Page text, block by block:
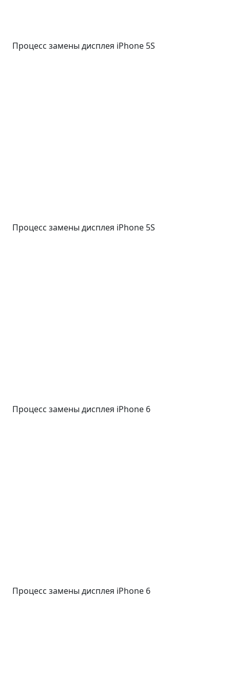
Процесс замены дисплея iPhone 5S
Процесс замены дисплея iPhone 5S
Процесс замены дисплея iPhone 6
Процесс замены дисплея iPhone 6